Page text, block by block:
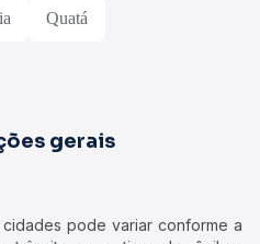
Quatá
gerais
pode variar conforme a